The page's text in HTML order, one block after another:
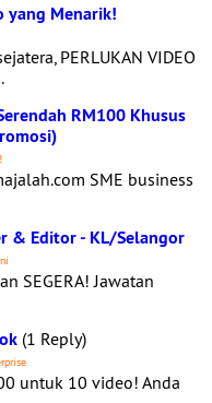
yang Menarik!
PERLUKAN VIDEO
RM100 Khusus
SME business
& Editor - KL/Selangor
SEGERA! Jawatan
(1 Reply)
untuk 10 video! Anda